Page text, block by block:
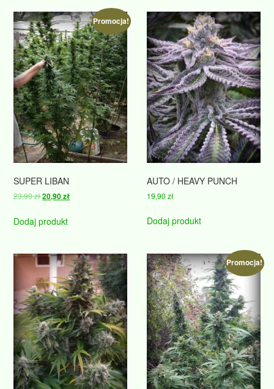
Promocja!
SUPER LIBAN
23,90złPierwotna
wynosiła:
20,90złAktualna
Dodaj produkt
AUTO / HEAVY PUNCH
19,90zł
Dodaj produkt
Promocja!